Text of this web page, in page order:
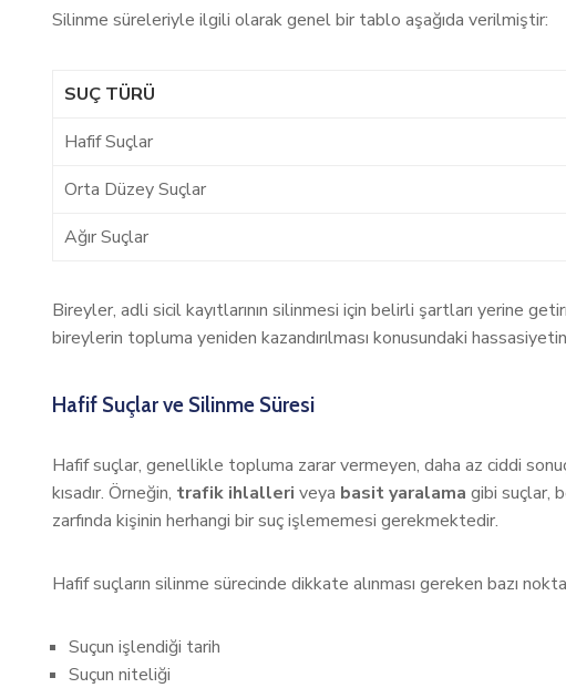
Silinme süreleriyle ilgili olarak genel bir tablo aşağıda verilmiştir:
SUÇ TÜRÜ
Hafif Suçlar
Orta Düzey Suçlar
Ağır Suçlar
Bireyler, adli sicil kayıtlarının silinmesi için belirli şartları yerine
bireylerin topluma yeniden kazandırılması konusundaki
Hafif Suçlar ve Silinme Süresi
Hafif suçlar, genellikle topluma zarar vermeyen, daha az ciddi
kısadır. Örneğin, trafik ihlalleri veya basit yaralama gibi suçlar,
zarfında kişinin herhangi bir suç işlememesi gerekmektedir.
Hafif suçların silinme sürecinde dikkate alınması gereken bazı
Suçun işlendiği tarih
Suçun niteliği